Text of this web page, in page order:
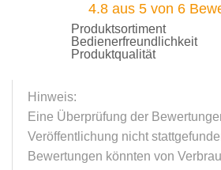
4.8 aus 5 von 6
Produktsortiment
Bedienerfreundlichkeit
Produktqualität
Hinweis:
Eine Überprüfung der
Veröffentlichung nicht
Bewertungen könnten von